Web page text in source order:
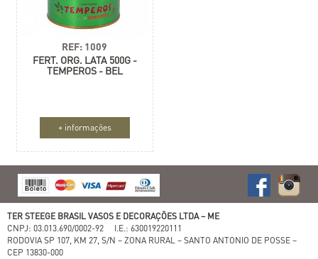
REF: 1009
FERT. ORG. LATA 500G -
TEMPEROS - BEL
+ informações
TER STEEGE BRASIL VASOS E DECORAÇÕES LTDA – ME
CNPJ: 03.013.690/0002-92 I.E.: 630019220111
RODOVIA SP 107, KM 27, S/N – ZONA RURAL – SANTO ANTONIO DE POSSE –
CEP 13830-000